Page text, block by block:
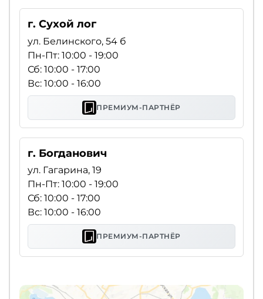
г. Сухой лог
ул. Белинского, 54 б
Пн-Пт: 10:00 - 19:00
Сб: 10:00 - 17:00
Вс: 10:00 - 16:00
ПРЕМИУМ-ПАРТНЁР
г. Богданович
ул. Гагарина, 19
Пн-Пт: 10:00 - 19:00
Сб: 10:00 - 17:00
Вс: 10:00 - 16:00
ПРЕМИУМ-ПАРТНЁР